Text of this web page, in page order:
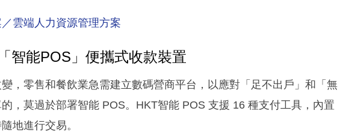
雲端人力資源管理方案
智能POS」便攜式收款裝置
，零售和餐飲業急需建立數碼營商平台，以應對「足不出戶」和「無
，莫過於部署智能 POS。HKT智能 POS 支援 16 種支付工具，內置
地進行交易。